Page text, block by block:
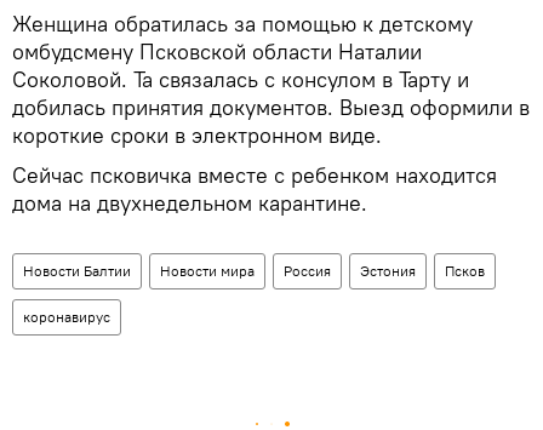
Женщина обратилась за помощью к детскому
омбудсмену Псковской области Наталии
Соколовой. Та связалась с консулом в Тарту и
добилась принятия документов. Выезд оформили в
короткие сроки в электронном виде.
Сейчас псковичка вместе с ребенком находится
дома на двухнедельном карантине.
Новости Балтии Новости мира Россия Эстония Псков
коронавирус